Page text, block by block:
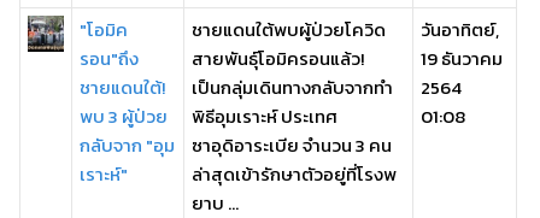
"โอมิค
รอน"ถึง
ชายแดนใต้!
พบ 3 ผู้ป่วย
กลับจาก "อุม
เราะห์"
ชายแดนใต้พบผู้ป่วยโควิด
สายพันธุ์โอมิครอนแล้ว!
เป็นกลุ่มเดินทางกลับจากทำ
พิธีอุมเราะห์ ประเทศ
ซาอุดิอาระเบีย จำนวน 3 คน
ล่าสุดเข้ารักษาตัวอยู่ที่โรงพ
ยาบ ...
วันอาทิตย์,
19 ธันวาคม
2564
01:08